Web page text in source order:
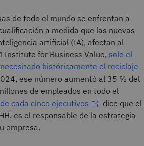
de todo el mundo se enfrentan a
a medida que las nuevas
artificial (IA), afectan al
Institute for Business Value, solo el
históricamente el reciclaje
ese número aumentó al 35 % del
de empleados en todo el
cada cinco ejecutivos
dice que el
es el responsable de la estrategia
empresa.